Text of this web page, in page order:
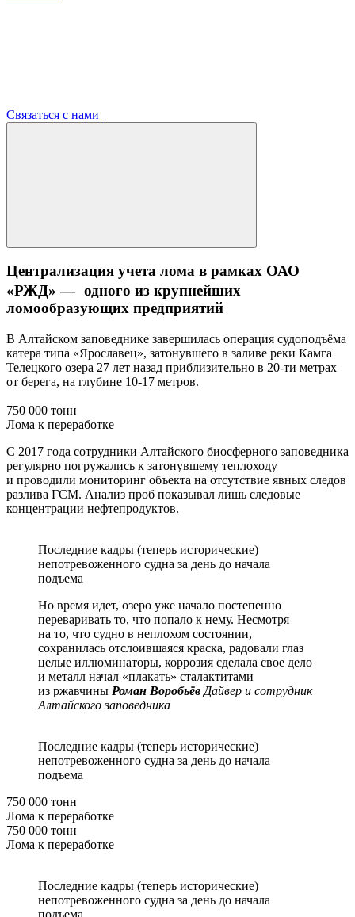
Связаться с нами
Централизация учета лома в рамках ОАО
«РЖД» — одного из крупнейших
ломообразующих предприятий
В Алтайском заповеднике завершилась операция судоподъёма
катера типа «Ярославец», затонувшего в заливе реки Камга
Телецкого озера 27 лет назад приблизительно в 20-ти метрах
от берега, на глубине 10-17 метров.
750 000 тонн
Лома к переработке
С 2017 года сотрудники Алтайского биосферного заповедника
регулярно погружались к затонувшему теплоходу
и проводили мониторинг объекта на отсутствие явных следов
разлива ГСМ. Анализ проб показывал лишь следовые
концентрации нефтепродуктов.
Последние кадры (теперь исторические)
непотревоженного судна за день до начала
подъема
Но время идет, озеро уже начало постепенно
переваривать то, что попало к нему. Несмотря
на то, что судно в неплохом состоянии,
сохранилась отслоившаяся краска, радовали глаз
целые иллюминаторы, коррозия сделала свое дело
и металл начал «плакать» сталактитами
из ржавчины Роман Воробьёв Дайвер и сотрудник
Алтайского заповедника
Последние кадры (теперь исторические)
непотревоженного судна за день до начала
подъема
750 000 тонн
Лома к переработке
750 000 тонн
Лома к переработке
Последние кадры (теперь исторические)
непотревоженного судна за день до начала
подъема